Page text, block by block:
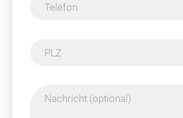
Telefon
PLZ
Nachricht (optional)